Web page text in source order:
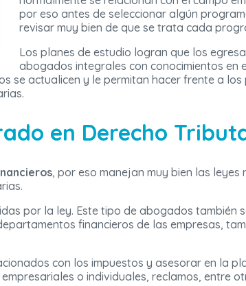
por eso antes de seleccionar algún
revisar muy bien de que se trata cada
Los planes de estudio logran que los
abogados integrales con conocimientos en
se actualicen y le permitan hacer frente a los
en Derecho
, por eso manejan muy bien las leyes
por la ley. Este tipo de abogados también
financieros de las empresas,
con los impuestos y asesorar en la
o individuales, reclamos, entre